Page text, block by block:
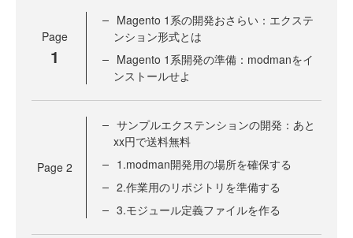
Page
1
Magento 1系の開発おさらい：エクステ
ンション形式とは
Magento 1系開発の準備：modmanをイ
ンストールせよ
Page 2
サンプルエクステンションの開発：あと
xx円で送料無料
1.modman開発用の場所を確保する
2.作業用のリポジトリを準備する
3.モジュール定義ファイルを作る